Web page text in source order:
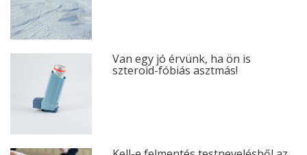
Van egy jó érvünk, ha ön is
szteroid-fóbiás asztmás!